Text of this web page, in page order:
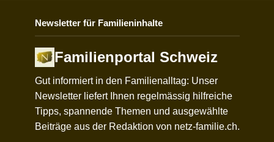
Newsletter für Familieninhalte
Familienportal Schweiz
Gut informiert in den Familienalltag: Unser
Newsletter liefert Ihnen regelmässig hilfreiche
Tipps, spannende Themen und ausgewählte
Beiträge aus der Redaktion von netz-familie.ch.